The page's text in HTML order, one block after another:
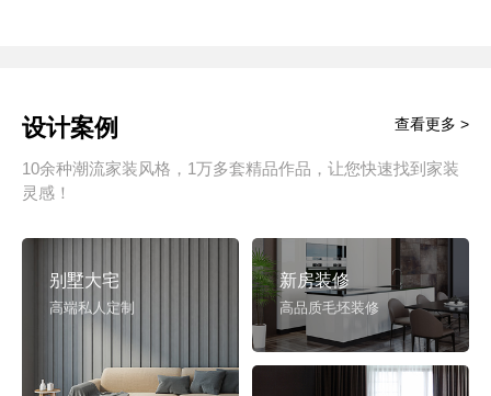
设计案例
10余种潮流家装风格，1万多套精品作品，让您快速找到家装
灵感！
查看更多 >
别墅大宅
高端私人定制
新房装修
高品质毛坯装修